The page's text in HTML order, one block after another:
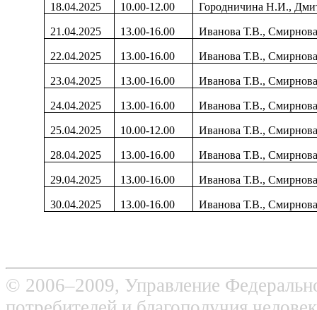
18.04.2025 10.00-12.00 Городничина Н.И.,
21.04.2025 13.00-16.00 Иванова Т.В.,
22.04.2025 13.00-16.00 Иванова Т.В.,
23.04.2025 13.00-16.00 Иванова Т.В.,
24.04.2025 13.00-16.00 Иванова Т.В.,
25.04.2025 10.00-12.00 Иванова Т.В.,
28.04.2025 13.00-16.00 Иванова Т.В.,
29.04.2025 13.00-16.00 Иванова Т.В.,
30.04.2025 13.00-16.00 Иванова Т.В.,
© 2006–2009, Управление